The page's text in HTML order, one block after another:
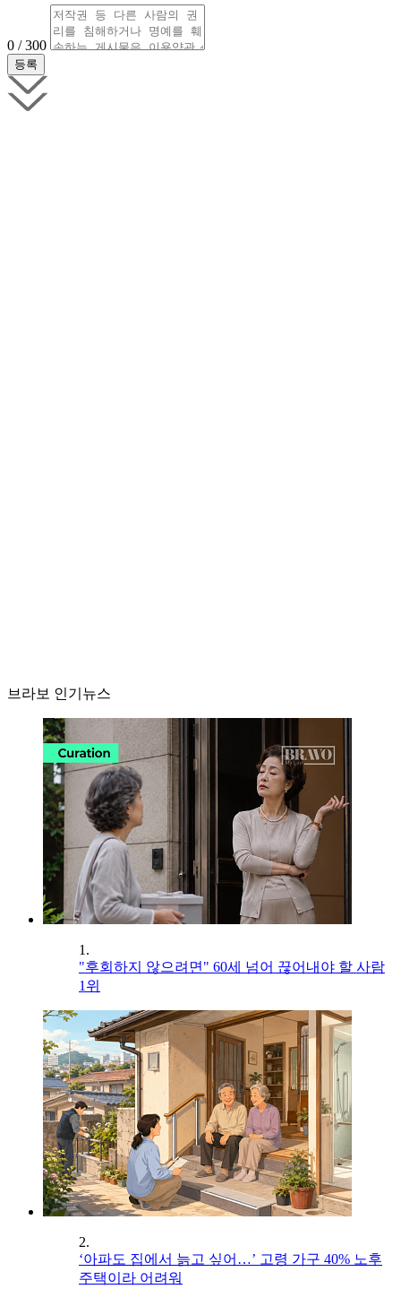
0 / 300
브라보 인기뉴스
1.
"후회하지 않으려면" 60세 넘어 끊어내야 할 사람
1위
2.
‘아파도 집에서 늙고 싶어…’ 고령 가구 40% 노후
주택이라 어려워